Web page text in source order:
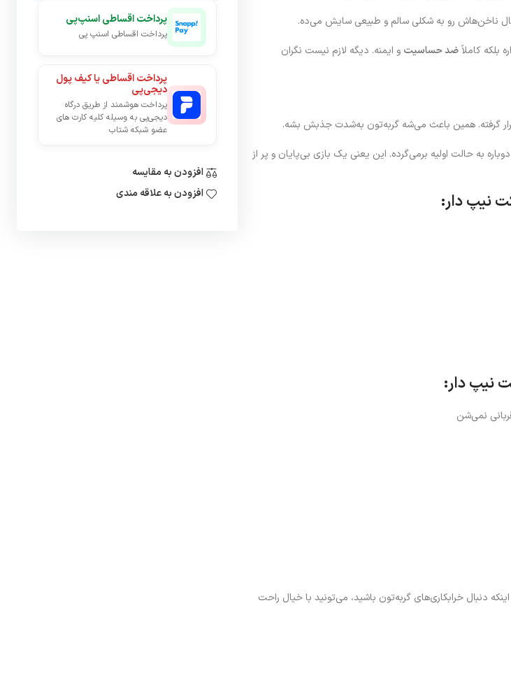
ناخن‌هاش رو به شکلی سالم و طبیعی سایش می‌ده.
بلکه کاملاًضد حساسیت و ایمنه. دیگه لازم نیست نگران
گرفته. همین باعث می‌شه گربه‌تون به‌شدت جذبش بشه.
به حالت اولیه برمی‌گرده. این یعنی یک بازی بی‌پایان و پر از
نیپ دار:
نیپ دار:
نمی‌شن
دنبال خرابکاری‌های گربه‌تون باشید، می‌تونید با خیال راحت
پرداخت اقساطی اسنپ‌پی
پرداخت اقساطی اسنپ پی
پرداخت اقساطی یا کیف پول
دیجی‌پی
پرداخت هوشمند از طریق درگاه
دیجی‌پی به وسیله کلیه کارت های
عضو شبکه شتاب
افزودن به مقایسه
افزودن به علاقه مندی